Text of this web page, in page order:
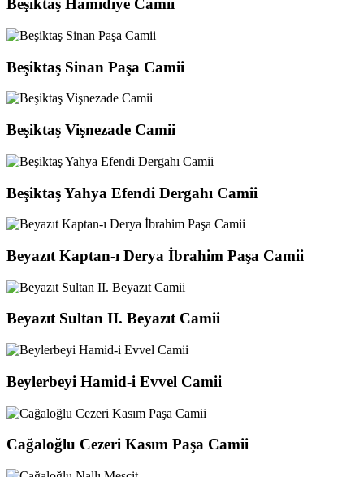
Beşiktaş Hamidiye Camii
Beşiktaş Sinan Paşa Camii
Beşiktaş Vişnezade Camii
Beşiktaş Yahya Efendi Dergahı Camii
Beyazıt Kaptan-ı Derya İbrahim Paşa Camii
Beyazıt Sultan II. Beyazıt Camii
Beylerbeyi Hamid-i Evvel Camii
Cağaloğlu Cezeri Kasım Paşa Camii